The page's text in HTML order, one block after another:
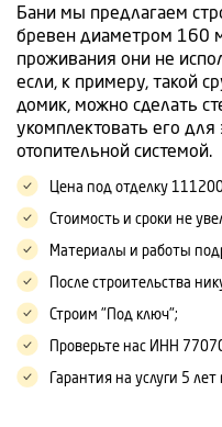
Бани мы предлагаем
бревен диаметром 160
проживания они не
если, к примеру, такой
домик, можно сделать
укомплектовать его
отопительной системой.
Цена под отделку
Стоимость и сроки не
Материалы и работы
После строительства
Строим "Под ключ";
Проверьте нас ИНН
Гарантия на услуги 5